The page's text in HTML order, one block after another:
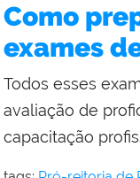
Reitoria
Como
exames
Todos esses
avaliação de
capacitação